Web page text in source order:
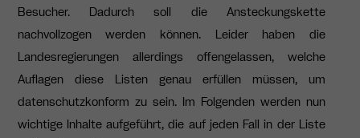
Besucher. Dadurch soll die Ansteckungskette
nachvollzogen werden können. Leider haben die
Landesregierungen allerdings offengelassen, welche
Auflagen diese Listen genau erfüllen müssen, um
datenschutzkonform zu sein. Im Folgenden werden nun
wichtige Inhalte aufgeführt, die auf jeden Fall in der Liste